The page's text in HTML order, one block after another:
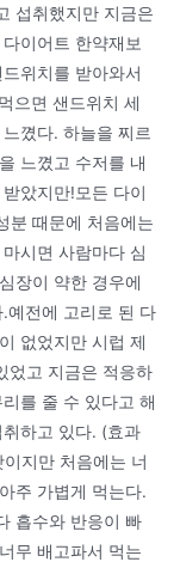
섭취했지만 지금은
이어트 한약재보
위치를 받아와서
으면 샌드위치 세
꼈다. 하늘을 찌르
느꼈고 수저를 내
았지만!모든 다이
분 때문에 처음에는
시면 사람마다 심
장이 약한 경우에
예전에 고리로 된 다
없었지만 시럽 제
었고 지금은 적응하
를 줄 수 있다고 해
하고 있다. (효과
지만 처음에는 너
주 가볍게 먹는다.
흡수와 반응이 빠
무 배고파서 먹는